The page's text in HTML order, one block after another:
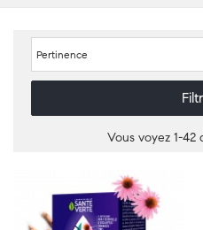
Pertinence
Vous voyez 1-42